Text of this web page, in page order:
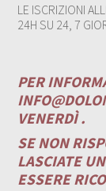
LE ISCRIZIONI
24H SU 24, 7
PER
VENERDÌ .
SE NON
LASCIATE
ESSERE